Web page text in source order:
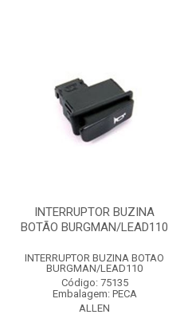
INTERRUPTOR BUZINA
BOTÃO BURGMAN/LEAD110
INTERRUPTOR BUZINA BOTAO
BURGMAN/LEAD110
Código: 75135
Embalagem: PECA
ALLEN